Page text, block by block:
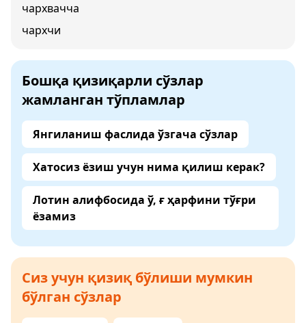
чархвачча
чархчи
Бошқа қизиқарли сўзлар
жамланган тўпламлар
Янгиланиш фаслида ўзгача сўзлар
Хатосиз ёзиш учун нима қилиш керак?
Лотин алифбосида ў, ғ ҳарфини тўғри
ёзамиз
Сиз учун қизиқ бўлиши мумкин
бўлган сўзлар